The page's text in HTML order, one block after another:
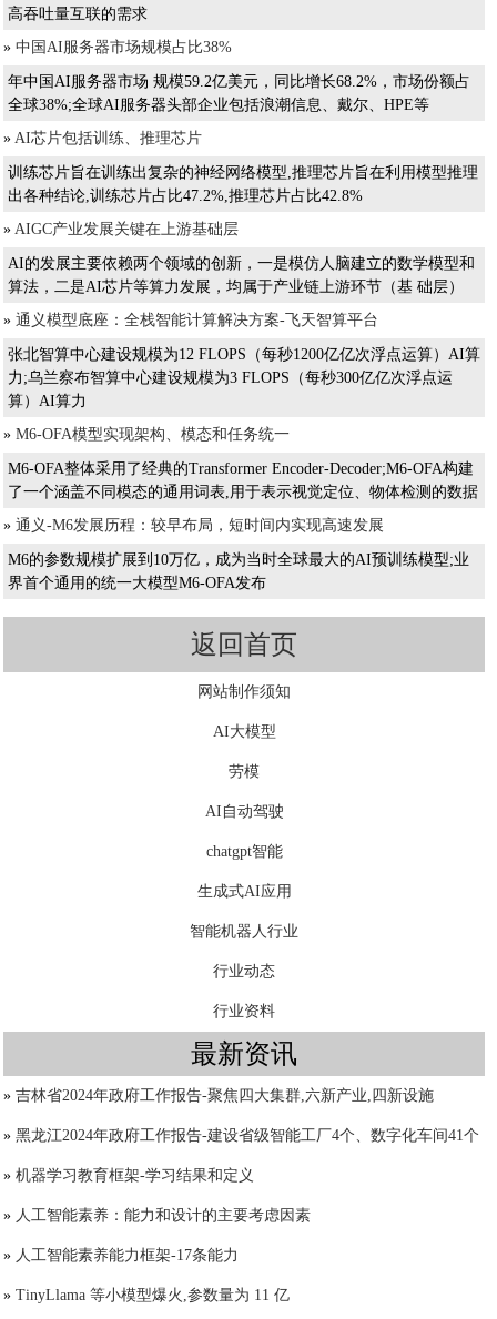
高吞吐量互联的需求
» 中国AI服务器市场规模占比38%
年中国AI服务器市场 规模59.2亿美元，同比增长68.2%，市场份额占
全球38%;全球AI服务器头部企业包括浪潮信息、戴尔、HPE等
» AI芯片包括训练、推理芯片
训练芯片旨在训练出复杂的神经网络模型,推理芯片旨在利用模型推理
出各种结论,训练芯片占比47.2%,推理芯片占比42.8%
» AIGC产业发展关键在上游基础层
AI的发展主要依赖两个领域的创新，一是模仿人脑建立的数学模型和
算法，二是AI芯片等算力发展，均属于产业链上游环节（基 础层）
» 通义模型底座：全栈智能计算解决方案-飞天智算平台
张北智算中心建设规模为12 FLOPS（每秒1200亿亿次浮点运算）AI算
力;乌兰察布智算中心建设规模为3 FLOPS（每秒300亿亿次浮点运
算）AI算力
» M6-OFA模型实现架构、模态和任务统一
M6-OFA整体采用了经典的Transformer Encoder-Decoder;M6-OFA构建
了一个涵盖不同模态的通用词表,用于表示视觉定位、物体检测的数据
» 通义-M6发展历程：较早布局，短时间内实现高速发展
M6的参数规模扩展到10万亿，成为当时全球最大的AI预训练模型;业
界首个通用的统一大模型M6-OFA发布
返回首页
网站制作须知
AI大模型
劳模
AI自动驾驶
chatgpt智能
生成式AI应用
智能机器人行业
行业动态
行业资料
最新资讯
» 吉林省2024年政府工作报告-聚焦四大集群,六新产业,四新设施
» 黑龙江2024年政府工作报告-建设省级智能工厂4个、数字化车间41个
» 机器学习教育框架-学习结果和定义
» 人工智能素养：能力和设计的主要考虑因素
» 人工智能素养能力框架-17条能力
» TinyLlama 等小模型爆火,参数量为 11 亿